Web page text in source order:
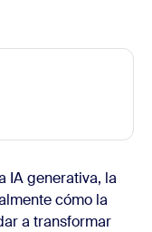
IA generativa, la
cómo la
a transformar